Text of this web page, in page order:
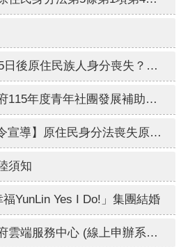
原住民族人身分喪失？懶人包說明
年度青年社團發展補助計畫
導】原住民身分法喪失原住民身分之規定
須知
福YunLin Yes I Do!」集團結婚
務中心 (線上申辦系統)，敬請多加利用。